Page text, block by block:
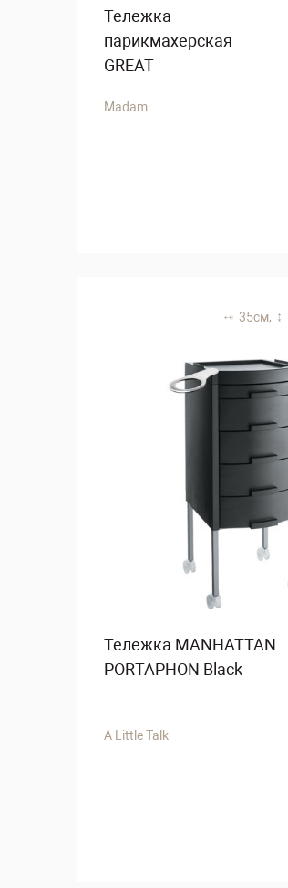
Тележка
парикмахерская
GREAT
Madam
35 см,
Тележка MANHATTAN
PORTAPHON Black
A Little Talk